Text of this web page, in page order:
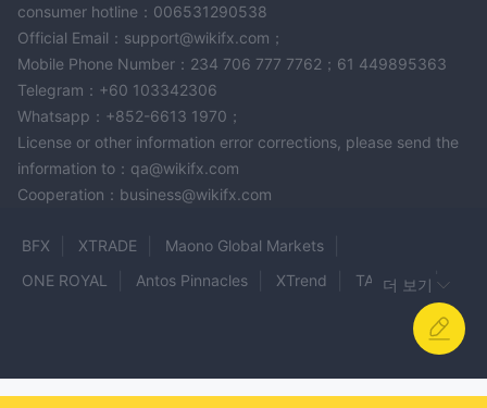
consumer hotline：006531290538
Official Email：support@wikifx.com；
Mobile Phone Number：234 706 777 7762；61 449895363
Telegram：+60 103342306
Whatsapp：+852-6613 1970；
License or other information error corrections, please send the
information to：qa@wikifx.com
Cooperation：business@wikifx.com
BFX XTRADE
Maono Global Markets
ONE ROYAL
Antos Pinnacles XTrend
TAEBANK
AXI TRADING
BCM MARKETS IGM Forex
더 보기